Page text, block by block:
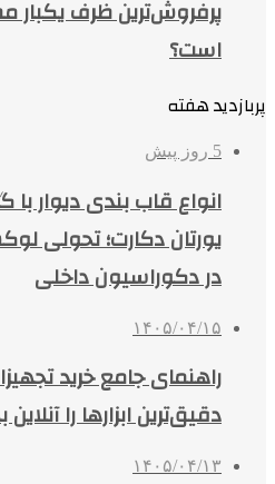
پرفروش‌ترین ظرف
است؟
پربازدید هفته
5 روز پیش
انواع قاب بندی دیوار
یورتان دکارت؛ تحولی
در دکوراسیون داخلی
۱۴۰۵/۰۴/۱۵
راهنمای جامع خرید
دقیق‌ترین ابزارها را آنلاین
۱۴۰۵/۰۴/۱۳